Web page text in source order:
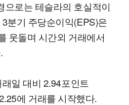
으로는 테슬라의 호실적이
분기 주당순이익(EPS)은
웃돌며 시간외 거래에서
일 대비 2.94포인트
에 거래를 시작했다.